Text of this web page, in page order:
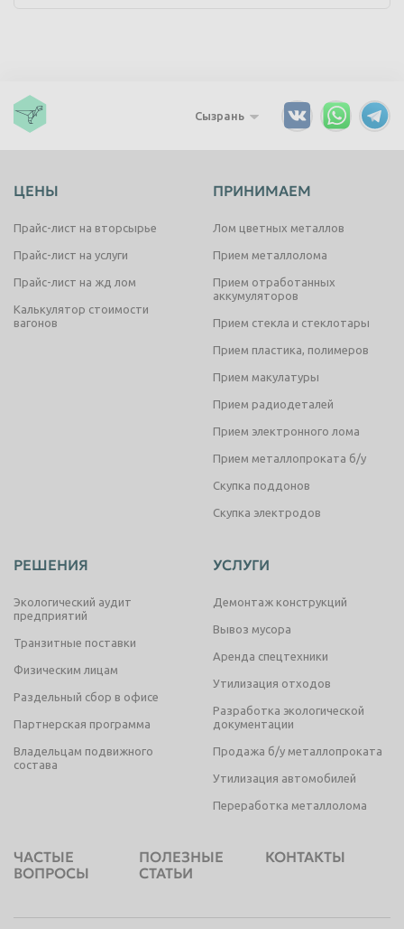
Сызрань
ЦЕНЫ
Прайс-лист на вторсырье
Прайс-лист на услуги
Прайс-лист на жд лом
Калькулятор стоимости
вагонов
ПРИНИМАЕМ
Лом цветных металлов
Прием металлолома
Прием отработанных
аккумуляторов
Прием стекла и стеклотары
Прием пластика, полимеров
Прием макулатуры
Прием радиодеталей
Прием электронного лома
Прием металлопроката б/у
Скупка поддонов
Скупка электродов
РЕШЕНИЯ
Экологический аудит
предприятий
Транзитные поставки
Физическим лицам
Раздельный сбор в офисе
Партнерская программа
Владельцам подвижного
состава
УСЛУГИ
Демонтаж конструкций
Вывоз мусора
Аренда спецтехники
Утилизация отходов
Разработка экологической
документации
Продажа б/у металлопроката
Утилизация автомобилей
Переработка металлолома
ЧАСТЫЕ
ВОПРОСЫ
ПОЛЕЗНЫЕ
СТАТЬИ
КОНТАКТЫ